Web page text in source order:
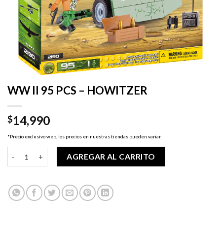
WW II 95 PCS – HOWITZER
$14,990
*Precio exclusivo web, los precios en nuestras tiendas pueden variar.
AGREGAR AL CARRITO